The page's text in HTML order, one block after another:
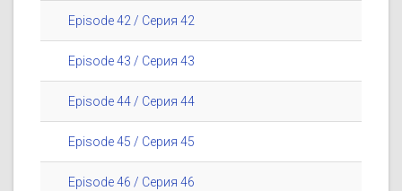
Episode 42 / Серия 42
Episode 43 / Серия 43
Episode 44 / Серия 44
Episode 45 / Серия 45
Episode 46 / Серия 46